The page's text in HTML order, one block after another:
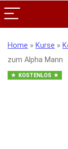
Home » Kurse »
zum Alpha Mann
KOSTENLOS